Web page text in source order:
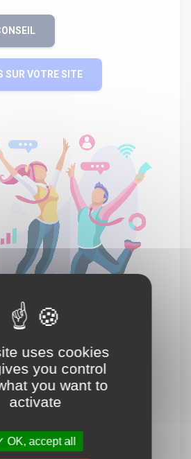
SUR VOTRE SITE
uses cookies
you control
you want to
activate
OK, accept all